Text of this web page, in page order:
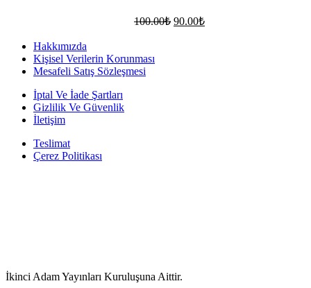
100.00₺ Orijinal
90.00₺Şu
Hakkımızda
Kişisel Verilerin Korunması
Mesafeli Satış Sözleşmesi
İptal Ve İade Şartları
Gizlilik Ve Güvenlik
İletişim
Teslimat
Çerez Politikası
İkinci Adam Yayınları Kuruluşuna Aittir.